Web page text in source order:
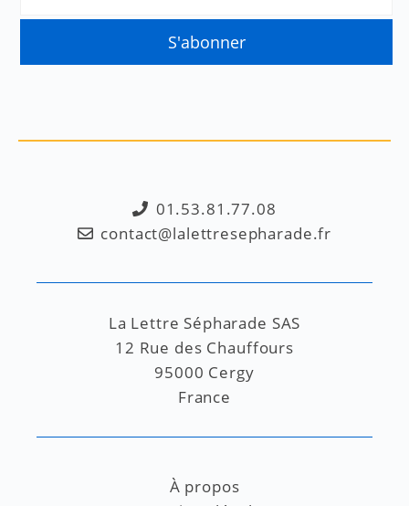
01.53.81.77.08
contact@lalettresepharade.fr
La Lettre Sépharade SAS
12 Rue des Chauffours
95000 Cergy
France
À propos